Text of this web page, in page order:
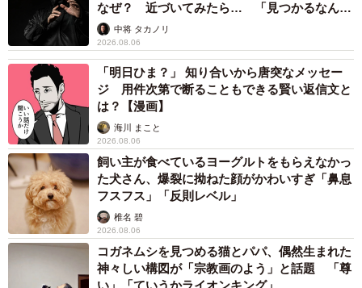
です」とマギーさん。日本に興味があったベンジーさんが
マギーさんと出会えたのも運命的ですし、まさしく日本人
そのものの「簡単なひとりご飯」を準備し、嬉しそうに食
べている様子が伝わってきてほっこりしました。
マギーさんは、日英夫婦のロンドン生活の様子や、文化の
こと、日本との違い、一緒に暮らすブリティッシュショー
トヘアのTAROくんとの日々を絵日記にしてブログや
Instagramにて発信中。ほのぼのとしたイラストとお二人の
やりとりにハマる読者が増えています。
【マギーさん関連情報】
■ブログ「Maggieのロンドンゆるゆる暮らし」
なぜ？ 近づいてみたら… 「見つかるなんて
未熟」中将 タカノリ
2026.08.06
「明日ひま？」 知り合いから唐突なメッセー
ジ 用件次第で断ることもできる賢い返信文と
は？【漫画】
海川 まこと
2026.08.06
飼い主が食べているヨーグルトをもらえなかっ
た犬さん、爆裂に拗ねた顔がかわいすぎ「鼻息
フスフス」「反則レベル」
椎名 碧
2026.08.06
コガネムシを見つめる猫とパパ、偶然生まれた
神々しい構図が「宗教画のよう」と話題 「尊
い」「ていうかライオンキング」